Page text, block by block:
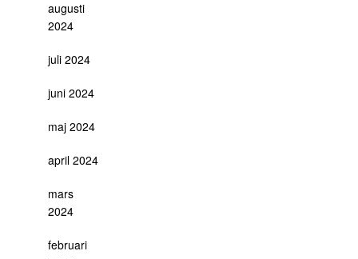
augusti
2024
juli 2024
juni 2024
maj 2024
april 2024
mars
2024
februari